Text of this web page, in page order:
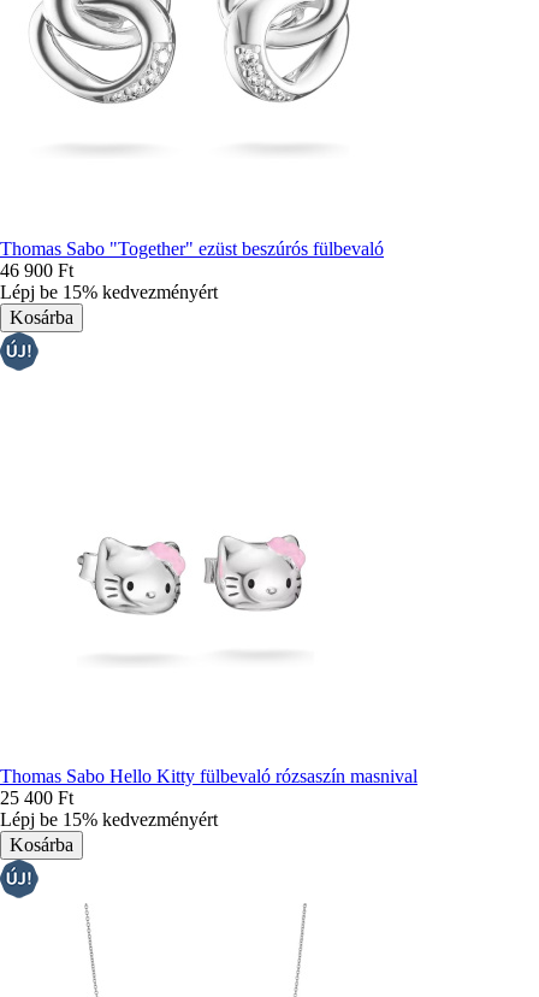
Thomas Sabo "Together" ezüst beszúrós fülbevaló
46 900 Ft
Lépj be 15% kedvezményért
Thomas Sabo Hello Kitty fülbevaló rózsaszín masnival
25 400 Ft
Lépj be 15% kedvezményért